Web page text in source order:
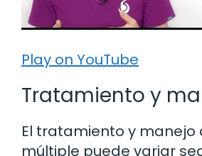
Play on YouTube
Tratamiento y
El tratamiento y manejo
múltiple puede variar